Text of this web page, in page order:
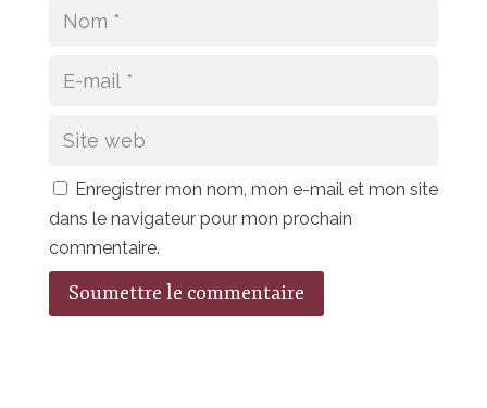
Enregistrer mon nom, mon e-mail et mon site
dans le navigateur pour mon prochain
commentaire.
Soumettre le commentaire